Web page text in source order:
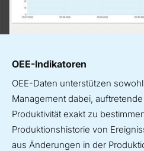
OEE-Indikatoren
OEE-Daten unterstützen
Management dabei,
Produktivität exakt zu
Produktionshistorie von
aus Änderungen in der